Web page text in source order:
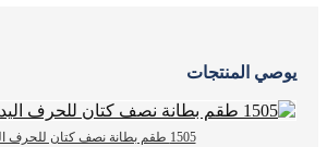
يوصي المنتجات
1505 طقم بطانة نصف كتان للحرف اليدوية